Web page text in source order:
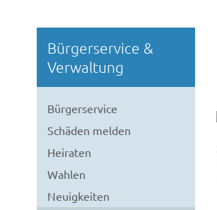
Bürgerservice &
Verwaltung
Bürgerservice
Schäden melden
Heiraten
Wahlen
Neuigkeiten